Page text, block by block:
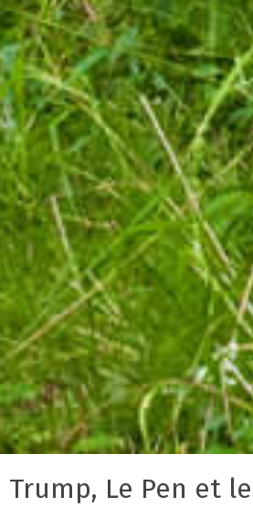
Trump, Le Pen et